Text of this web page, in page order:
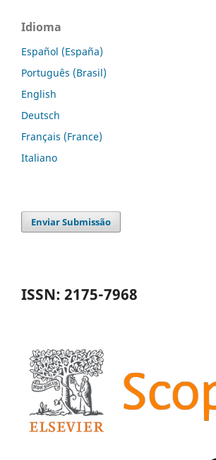
Idioma
Español (España)
Português (Brasil)
English
Deutsch
Français (France)
Italiano
Enviar Submissão
ISSN: 2175-7968